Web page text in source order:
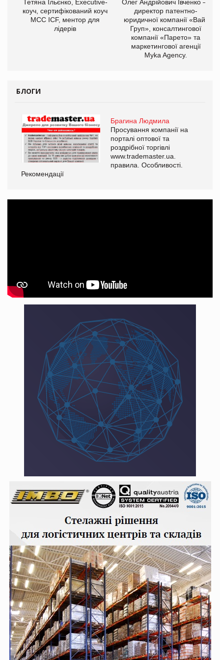
Тетяна Ільєнко, Executive-
коуч, сертифікований коуч
МСС ICF, ментор для
лідерів
Олег Андрійович Івченко —
директор патентно-
юридичної компанії «Вайз
Груп», консалтингової
компанії «Парето» та
маркетингової агенції
Myka Agency.
БЛОГИ
Брагина Людмила
Просування компанії на
порталі оптової та
роздрібної торгівлі
www.trademaster.ua.
правила. Особливості.
Рекомендації